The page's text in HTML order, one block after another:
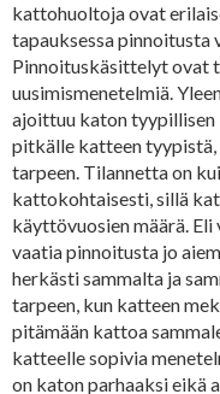
kattohuoltoja ovat
tapauksessa pinnoitusta
Pinnoituskäsittelyt ovat
uusimismenetelmiä.
ajoittuu katon tyypillisen
pitkälle katteen tyypistä,
tarpeen. Tilannetta on
kattokohtaisesti, sillä
käyttövuosien määrä.
vaatia pinnoitusta jo
herkästi sammalta ja
tarpeen, kun katteen
pitämään kattoa
katteelle sopivia
on katon parhaaksi eikä